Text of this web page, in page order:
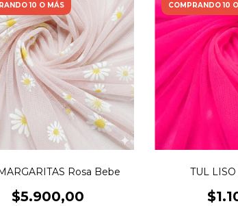
10 O MÁS
Rosa Bebe
$5.900,00
COMPRANDO 10
TUL